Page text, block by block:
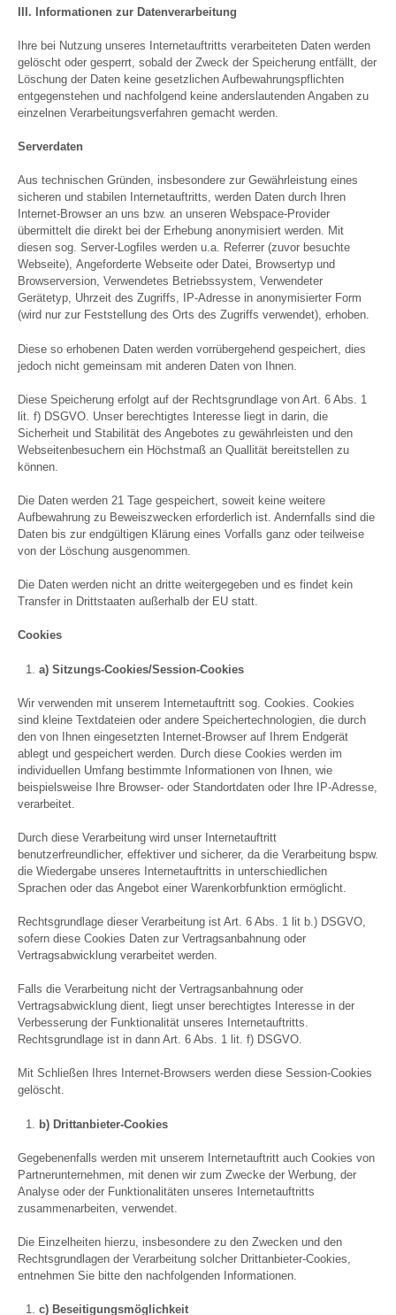
III. Informationen zur Datenverarbeitung
Ihre bei Nutzung unseres Internetauftritts verarbeiteten Daten werden
gelöscht oder gesperrt, sobald der Zweck der Speicherung entfällt, der
Löschung der Daten keine gesetzlichen Aufbewahrungspflichten
entgegenstehen und nachfolgend keine anderslautenden Angaben zu
einzelnen Verarbeitungsverfahren gemacht werden.
Serverdaten
Aus technischen Gründen, insbesondere zur Gewährleistung eines
sicheren und stabilen Internetauftritts, werden Daten durch Ihren
Internet-Browser an uns bzw. an unseren Webspace-Provider
übermittelt die direkt bei der Erhebung anonymisiert werden. Mit
diesen sog. Server-Logfiles werden u.a. Referrer (zuvor besuchte
Webseite), Angeforderte Webseite oder Datei, Browsertyp und
Browserversion, Verwendetes Betriebssystem, Verwendeter
Gerätetyp, Uhrzeit des Zugriffs, IP-Adresse in anonymisierter Form
(wird nur zur Feststellung des Orts des Zugriffs verwendet), erhoben.
Diese so erhobenen Daten werden vorrübergehend gespeichert, dies
jedoch nicht gemeinsam mit anderen Daten von Ihnen.
Diese Speicherung erfolgt auf der Rechtsgrundlage von Art. 6 Abs. 1
lit. f) DSGVO. Unser berechtigtes Interesse liegt in darin, die
Sicherheit und Stabilität des Angebotes zu gewährleisten und den
Webseitenbesuchern ein Höchstmaß an Quallität bereitstellen zu
können.
Die Daten werden 21 Tage gespeichert, soweit keine weitere
Aufbewahrung zu Beweiszwecken erforderlich ist. Andernfalls sind die
Daten bis zur endgültigen Klärung eines Vorfalls ganz oder teilweise
von der Löschung ausgenommen.
Die Daten werden nicht an dritte weitergegeben und es findet kein
Transfer in Drittstaaten außerhalb der EU statt.
Cookies
a) Sitzungs-Cookies/Session-Cookies
Wir verwenden mit unserem Internetauftritt sog. Cookies. Cookies
sind kleine Textdateien oder andere Speichertechnologien, die durch
den von Ihnen eingesetzten Internet-Browser auf Ihrem Endgerät
ablegt und gespeichert werden. Durch diese Cookies werden im
individuellen Umfang bestimmte Informationen von Ihnen, wie
beispielsweise Ihre Browser- oder Standortdaten oder Ihre IP-Adresse,
verarbeitet.
Durch diese Verarbeitung wird unser Internetauftritt
benutzerfreundlicher, effektiver und sicherer, da die Verarbeitung bspw.
die Wiedergabe unseres Internetauftritts in unterschiedlichen
Sprachen oder das Angebot einer Warenkorbfunktion ermöglicht.
Rechtsgrundlage dieser Verarbeitung ist Art. 6 Abs. 1 lit b.) DSGVO,
sofern diese Cookies Daten zur Vertragsanbahnung oder
Vertragsabwicklung verarbeitet werden.
Falls die Verarbeitung nicht der Vertragsanbahnung oder
Vertragsabwicklung dient, liegt unser berechtigtes Interesse in der
Verbesserung der Funktionalität unseres Internetauftritts.
Rechtsgrundlage ist in dann Art. 6 Abs. 1 lit. f) DSGVO.
Mit Schließen Ihres Internet-Browsers werden diese Session-Cookies
gelöscht.
b) Drittanbieter-Cookies
Gegebenenfalls werden mit unserem Internetauftritt auch Cookies von
Partnerunternehmen, mit denen wir zum Zwecke der Werbung, der
Analyse oder der Funktionalitäten unseres Internetauftritts
zusammenarbeiten, verwendet.
Die Einzelheiten hierzu, insbesondere zu den Zwecken und den
Rechtsgrundlagen der Verarbeitung solcher Drittanbieter-Cookies,
entnehmen Sie bitte den nachfolgenden Informationen.
c) Beseitigungsmöglichkeit